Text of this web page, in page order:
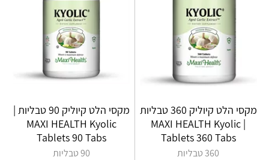
מקסי הלט קיוליק 360 טבליות
| MAXI HEALTH Kyolic
Tablets 360 Tabs
360 טבליות
מקסי הלט קיוליק 90 טבליות |
MAXI HEALTH Kyolic
Tablets 90 Tabs
90 טבליות